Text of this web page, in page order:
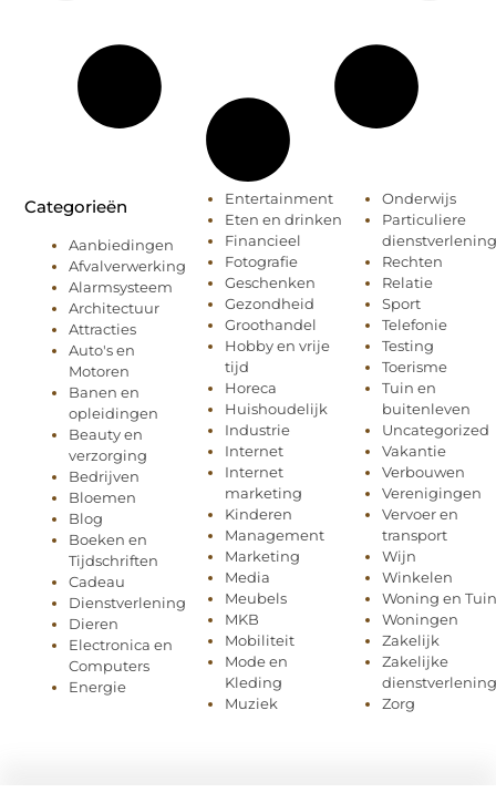
Categorieën
Aanbiedingen
Afvalverwerking
Alarmsysteem
Architectuur
Attracties
Auto's en
Motoren
Banen en
opleidingen
Beauty en
verzorging
Bedrijven
Bloemen
Blog
Boeken en
Tijdschriften
Cadeau
Dienstverlening
Dieren
Electronica en
Computers
Energie
Entertainment
Eten en drinken
Financieel
Fotografie
Geschenken
Gezondheid
Groothandel
Hobby en vrije
tijd
Horeca
Huishoudelijk
Industrie
Internet
Internet
marketing
Kinderen
Management
Marketing
Media
Meubels
MKB
Mobiliteit
Mode en
Kleding
Muziek
Onderwijs
Particuliere
dienstverlening
Rechten
Relatie
Sport
Telefonie
Testing
Toerisme
Tuin en
buitenleven
Uncategorized
Vakantie
Verbouwen
Verenigingen
Vervoer en
transport
Wijn
Winkelen
Woning en Tuin
Woningen
Zakelijk
Zakelijke
dienstverlening
Zorg